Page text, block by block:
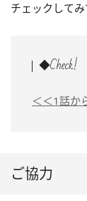
チェックして
◆Check!
＜＜1話か
ご協力